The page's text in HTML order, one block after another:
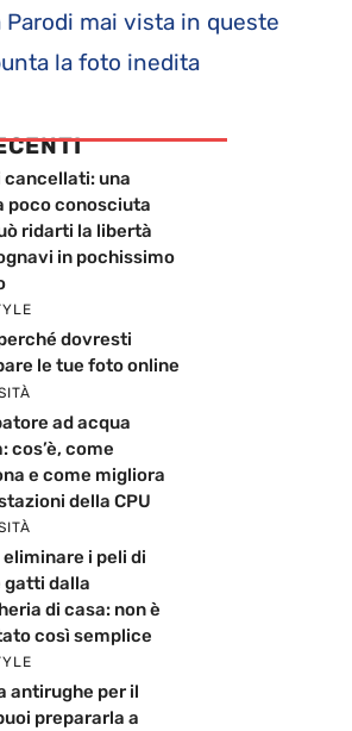
mai vista in queste
la foto inedita
cancellati: una
poco conosciuta
ridarti la libertà
in pochissimo
dovresti
le tue foto online
ad acqua
cos’è, come
e come migliora
della CPU
eliminare i peli di
gatti dalla
di casa: non è
così semplice
antirughe per il
prepararla a